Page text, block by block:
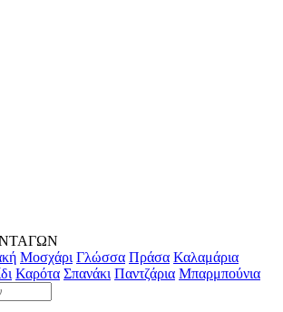
Μοσχάρι Γλώσσα Πράσα Καλαμάρια
Καρότα Σπανάκι Παντζάρια Μπαρμπούνια